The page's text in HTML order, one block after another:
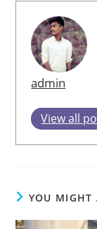
admin
View all
YOU MIGHT